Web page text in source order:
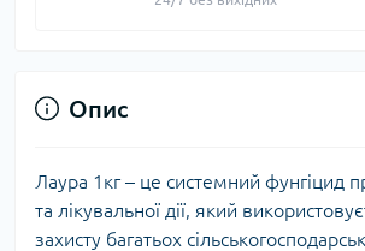
Опис
Лаура 1кг – це системний фунгіцид
та лікувальної дії, який
захисту багатьох